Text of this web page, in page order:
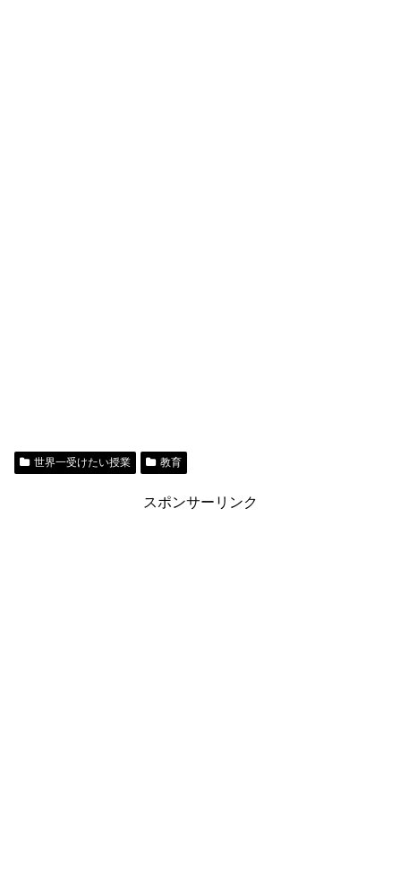
世界一受けたい授業 教育
スポンサーリンク